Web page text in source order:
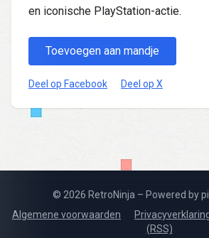
en iconische PlayStation-actie.
Toevoegen aan mandje
Deel op Facebook Deel op X
© 2026 RetroNinja – Powered by
Algemene voorwaarden
(RSS)